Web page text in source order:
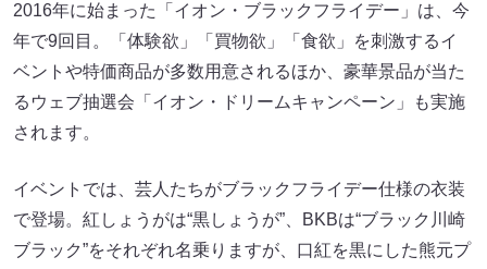
2016年に始まった「イオン・ブラックフライデー」は、今
年で9回目。「体験欲」「買物欲」「食欲」を刺激するイ
ベントや特価商品が多数用意されるほか、豪華景品が当た
るウェブ抽選会「イオン・ドリームキャンペーン」も実施
されます。
イベントでは、芸人たちがブラックフライデー仕様の衣装
で登場。紅しょうがは“黒しょうが”、BKBは“ブラック川崎
ブラック”をそれぞれ名乗りますが、口紅を黒にした熊元プ